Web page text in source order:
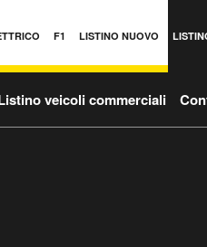
F1 LISTINO NUOVO
veicoli commerciali